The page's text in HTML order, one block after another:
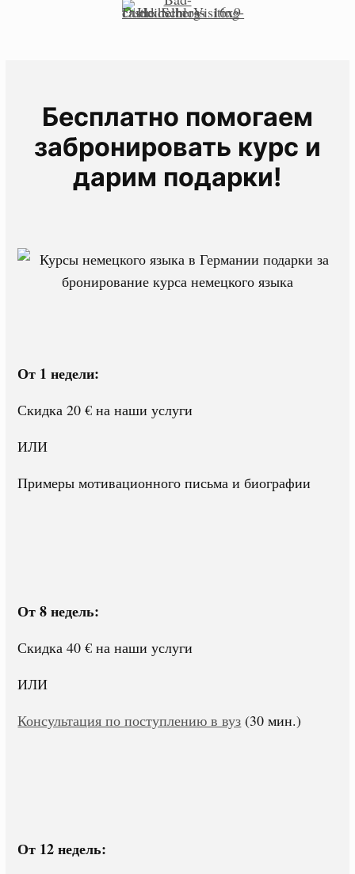
Бесплатно помогаем
забронировать курс и
дарим подарки!
От 1 недели:
Скидка 20 € на наши услуги
ИЛИ
Примеры мотивационного письма и биографии
От 8 недель:
Скидка 40 € на наши услуги
ИЛИ
Консультация по поступлению в вуз (30 мин.)
От 12 недель: